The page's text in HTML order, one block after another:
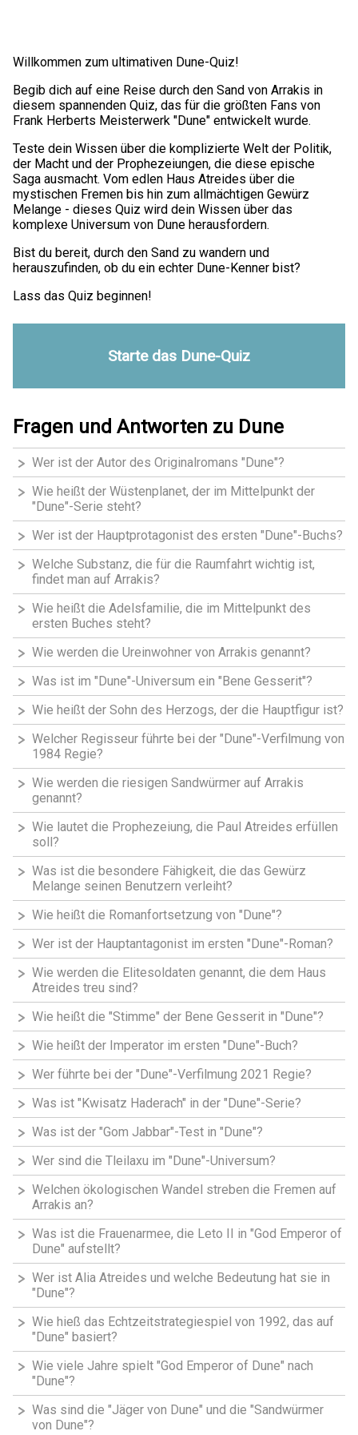
Willkommen zum ultimativen Dune-Quiz!
Begib dich auf eine Reise durch den Sand von Arrakis in
diesem spannenden Quiz, das für die größten Fans von
Frank Herberts Meisterwerk "Dune" entwickelt wurde.
Teste dein Wissen über die komplizierte Welt der Politik,
der Macht und der Prophezeiungen, die diese epische
Saga ausmacht. Vom edlen Haus Atreides über die
mystischen Fremen bis hin zum allmächtigen Gewürz
Melange - dieses Quiz wird dein Wissen über das
komplexe Universum von Dune herausfordern.
Bist du bereit, durch den Sand zu wandern und
herauszufinden, ob du ein echter Dune-Kenner bist?
Lass das Quiz beginnen!
Starte das Dune-Quiz
Fragen und Antworten zu Dune
Wer ist der Autor des Originalromans "Dune"?
Wie heißt der Wüstenplanet, der im Mittelpunkt der
"Dune"-Serie steht?
Wer ist der Hauptprotagonist des ersten "Dune"-Buchs?
Welche Substanz, die für die Raumfahrt wichtig ist,
findet man auf Arrakis?
Wie heißt die Adelsfamilie, die im Mittelpunkt des
ersten Buches steht?
Wie werden die Ureinwohner von Arrakis genannt?
Was ist im "Dune"-Universum ein "Bene Gesserit"?
Wie heißt der Sohn des Herzogs, der die Hauptfigur ist?
Welcher Regisseur führte bei der "Dune"-Verfilmung von
1984 Regie?
Wie werden die riesigen Sandwürmer auf Arrakis
genannt?
Wie lautet die Prophezeiung, die Paul Atreides erfüllen
soll?
Was ist die besondere Fähigkeit, die das Gewürz
Melange seinen Benutzern verleiht?
Wie heißt die Romanfortsetzung von "Dune"?
Wer ist der Hauptantagonist im ersten "Dune"-Roman?
Wie werden die Elitesoldaten genannt, die dem Haus
Atreides treu sind?
Wie heißt die "Stimme" der Bene Gesserit in "Dune"?
Wie heißt der Imperator im ersten "Dune"-Buch?
Wer führte bei der "Dune"-Verfilmung 2021 Regie?
Was ist "Kwisatz Haderach" in der "Dune"-Serie?
Was ist der "Gom Jabbar"-Test in "Dune"?
Wer sind die Tleilaxu im "Dune"-Universum?
Welchen ökologischen Wandel streben die Fremen auf
Arrakis an?
Was ist die Frauenarmee, die Leto II in "God Emperor of
Dune" aufstellt?
Wer ist Alia Atreides und welche Bedeutung hat sie in
"Dune"?
Wie hieß das Echtzeitstrategiespiel von 1992, das auf
"Dune" basiert?
Wie viele Jahre spielt "God Emperor of Dune" nach
"Dune"?
Was sind die "Jäger von Dune" und die "Sandwürmer
von Dune"?